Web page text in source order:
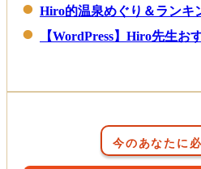
Hiro的温泉めぐり＆ランキ
【WordPress】Hiro先生お
今のあなたに